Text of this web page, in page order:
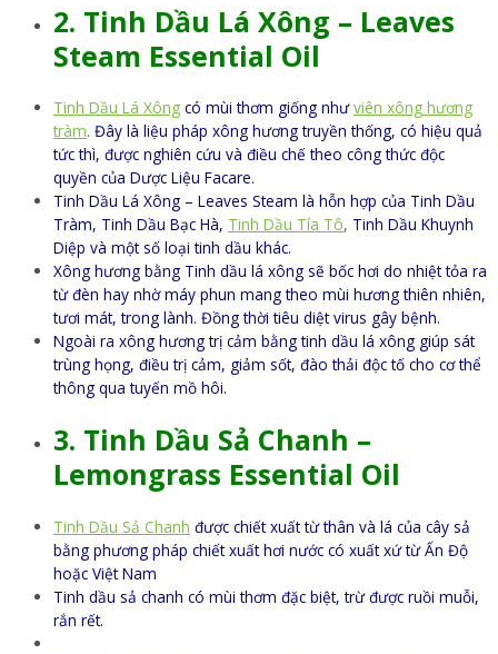
2. Tinh Dầu Lá Xông – Leaves
Steam Essential Oil
Tinh Dầu Lá Xông có mùi thơm giống như viên xông hương
tràm. Đây là liệu pháp xông hương truyền thống, có hiệu quả
tức thì, được nghiên cứu và điều chế theo công thức độc
quyền của Dược Liệu Facare.
Tinh Dầu Lá Xông – Leaves Steam là hỗn hợp của Tinh Dầu
Tràm, Tinh Dầu Bạc Hà, Tinh Dầu Tía Tô, Tinh Dầu Khuynh
Diệp và một số loại tinh dầu khác.
Xông hương bằng Tinh dầu lá xông sẽ bốc hơi do nhiệt tỏa ra
từ đèn hay nhờ máy phun mang theo mùi hương thiên nhiên,
tươi mát, trong lành. Đồng thời tiêu diệt virus gây bệnh.
Ngoài ra xông hương trị cảm bằng tinh dầu lá xông giúp sát
trùng họng, điều trị cảm, giảm sốt, đào thải độc tố cho cơ thể
thông qua tuyến mồ hôi.
3. Tinh Dầu Sả Chanh –
Lemongrass Essential Oil
Tinh Dầu Sả Chanh được chiết xuất từ thân và lá của cây sả
bằng phương pháp chiết xuất hơi nước có xuất xứ từ Ấn Độ
hoặc Việt Nam
Tinh dầu sả chanh có mùi thơm đặc biệt, trừ được ruồi muỗi,
rắn rết.